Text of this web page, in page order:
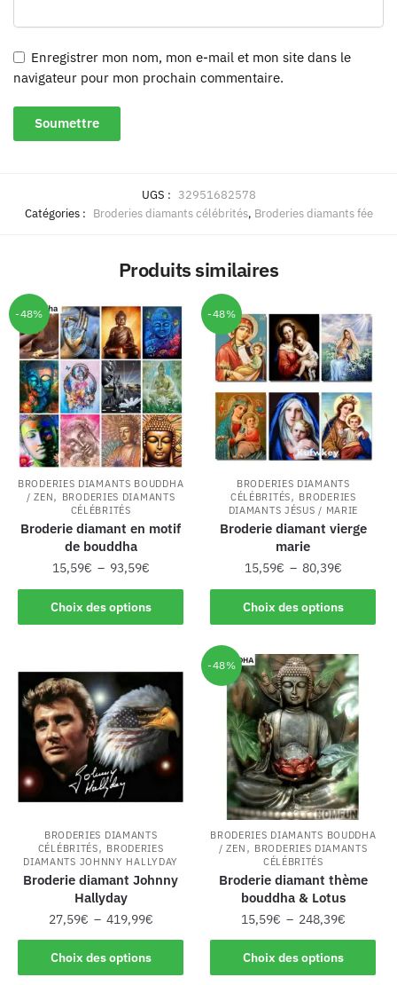
Enregistrer mon nom, mon e-mail et mon site dans le
navigateur pour mon prochain commentaire.
UGS : 32951682578
Catégories : Broderies diamants célébrités, Broderies diamants fée
Produits similaires
-48%
BRODERIES DIAMANTS BOUDDHA
/ ZEN, BRODERIES DIAMANTS
CÉLÉBRITÉS
Broderie diamant en motif
de bouddha
15,59€ – 93,59€
Choix des options
-48%
BRODERIES DIAMANTS
CÉLÉBRITÉS, BRODERIES
DIAMANTS JÉSUS / MARIE
Broderie diamant vierge
marie
15,59€ – 80,39€
Choix des options
BRODERIES DIAMANTS
CÉLÉBRITÉS, BRODERIES
DIAMANTS JOHNNY HALLYDAY
Broderie diamant Johnny
Hallyday
27,59€ – 419,99€
Choix des options
-48%
BRODERIES DIAMANTS BOUDDHA
/ ZEN , BRODERIES DIAMANTS
CÉLÉBRITÉS
Broderie diamant thème
bouddha & Lotus
15,59€ – 248,39€
Choix des options